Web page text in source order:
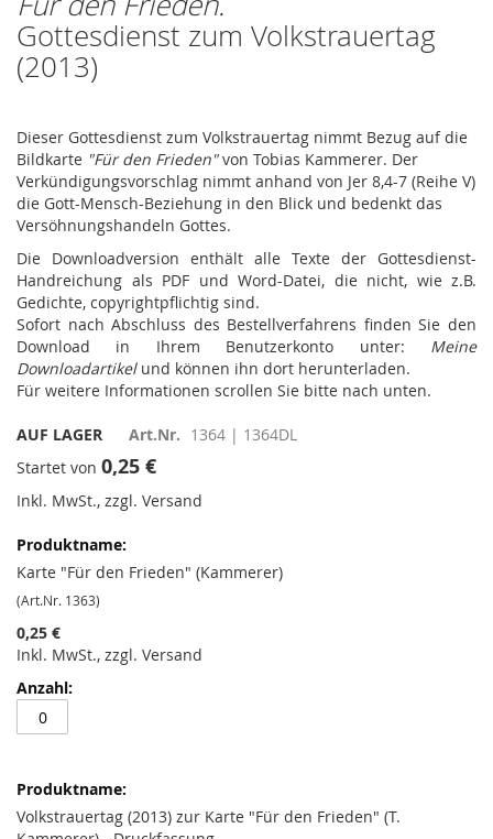
Gottesdienst zum Volkstrauertag
(2013)
Dieser Gottesdienst zum Volkstrauertag nimmt Bezug auf die
Bildkarte "Für den Frieden"von Tobias Kammerer. Der
Verkündigungsvorschlag nimmt anhand von Jer 8,4-7 (Reihe V)
die Gott-Mensch-Beziehung in den Blick und bedenkt das
Versöhnungshandeln Gottes.
Die Downloadversion enthält alle Texte der Gottesdienst-
Handreichung als PDF und Word-Datei, die nicht, wie z.B.
Gedichte, copyrightpflichtig sind.
Sofort nach Abschluss des Bestellverfahrens finden Sie den
Download in Ihrem Benutzerkonto unter: Meine
Downloadartikel und können ihn dort herunterladen.
Für weitere Informationen scrollen Sie bitte nach unten.
AUF LAGER Art.Nr. 1364 | 1364DL
Startet von 0,25 €
Inkl. MwSt., zzgl. Versand
Produkte
-Karte "Für den Frieden" (Kammerer)
(Art.Nr. 1363)
0,25 €
Inkl. MwSt., zzgl. Versand
Volkstrauertag (2013) zur Karte "Für den Frieden" (T.
Anfang
der
Bildergalerie
springen